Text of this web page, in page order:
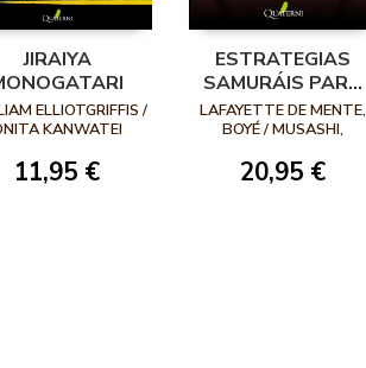
JIRAIYA
ELLIOTGRIFFIS /
KANWATEI
11,95 €
ESTRATEGIAS
SAMURÁIS PARA
EL DÍA A DÍA. 42
LECCIONES DE EL
CINCO ANILLOS
LAFAYETTE DE MENTE,
BOYÉ / MUSASHI,
20,95 €